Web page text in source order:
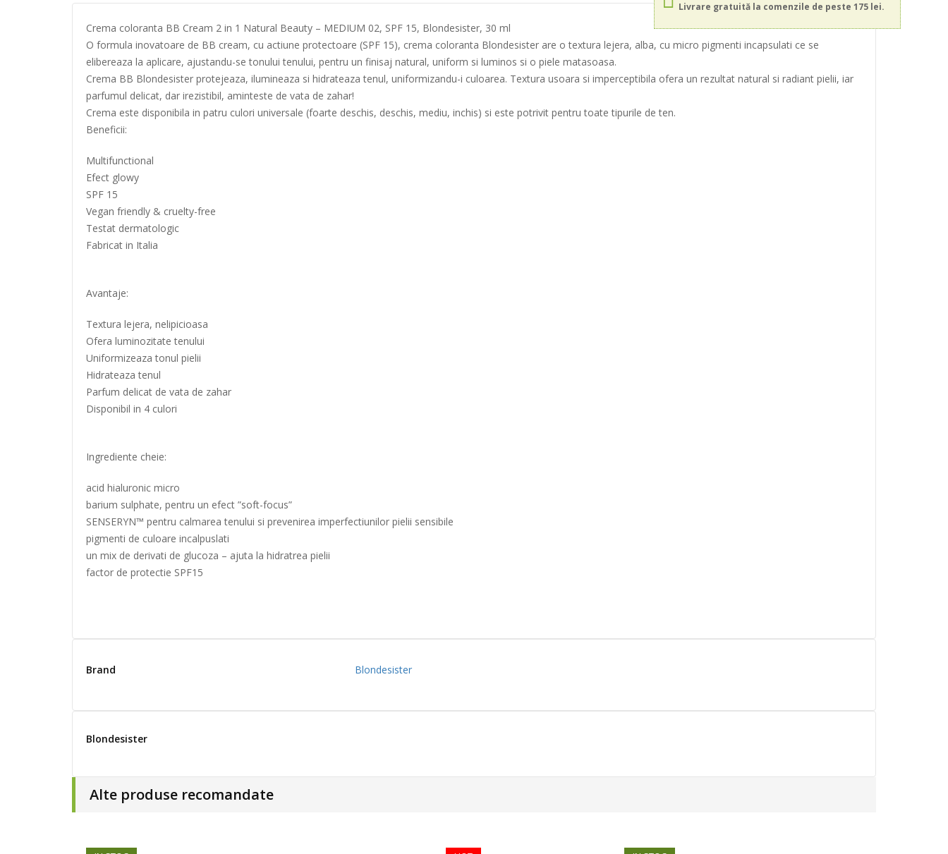
Livrare gratuită la comenzile de peste 175 lei.
Crema coloranta BB Cream 2 in 1 Natural Beauty – MEDIUM 02, SPF 15, Blondesister, 30 ml
O formula inovatoare de BB cream, cu actiune protectoare (SPF 15), crema coloranta Blondesister are o textura lejera, alba, cu micro pigmenti incapsulati ce se
elibereaza la aplicare, ajustandu-se tonului tenului, pentru un finisaj natural, uniform si luminos si o piele matasoasa.
Crema BB Blondesister protejeaza, ilumineaza si hidrateaza tenul, uniformizandu-i culoarea. Textura usoara si imperceptibila ofera un rezultat natural si radiant pielii, iar
parfumul delicat, dar irezistibil, aminteste de vata de zahar!
Crema este disponibila in patru culori universale (foarte deschis, deschis, mediu, inchis) si este potrivit pentru toate tipurile de ten.
Beneficii:
Multifunctional
Efect glowy
SPF 15
Vegan friendly & cruelty-free
Testat dermatologic
Fabricat in Italia
Avantaje:
Textura lejera, nelipicioasa
Ofera luminozitate tenului
Uniformizeaza tonul pielii
Hidrateaza tenul
Parfum delicat de vata de zahar
Disponibil in 4 culori
Ingrediente cheie:
acid hialuronic micro
barium sulphate, pentru un efect ”soft-focus”
SENSERYN™ pentru calmarea tenului si prevenirea imperfectiunilor pielii sensibile
pigmenti de culoare incalpuslati
un mix de derivati de glucoza – ajuta la hidratrea pielii
factor de protectie SPF15
Brand Blondesister
Blondesister
Alte produse recomandate